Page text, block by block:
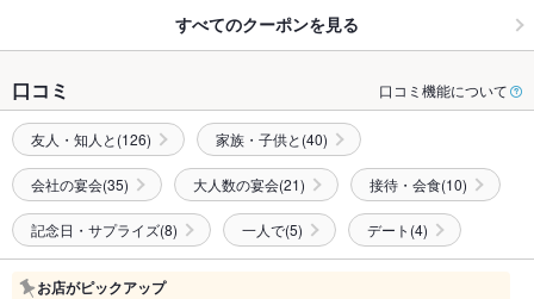
すべてのクーポンを見る
口コミ 口コミ機能について
友人・知人と(126) 家族・子供と(40)
会社の宴会(35) 大人数の宴会(21) 接待・会食(10)
記念日・サプライズ(8) 一人で(5) デート(4)
お店がピックアップ